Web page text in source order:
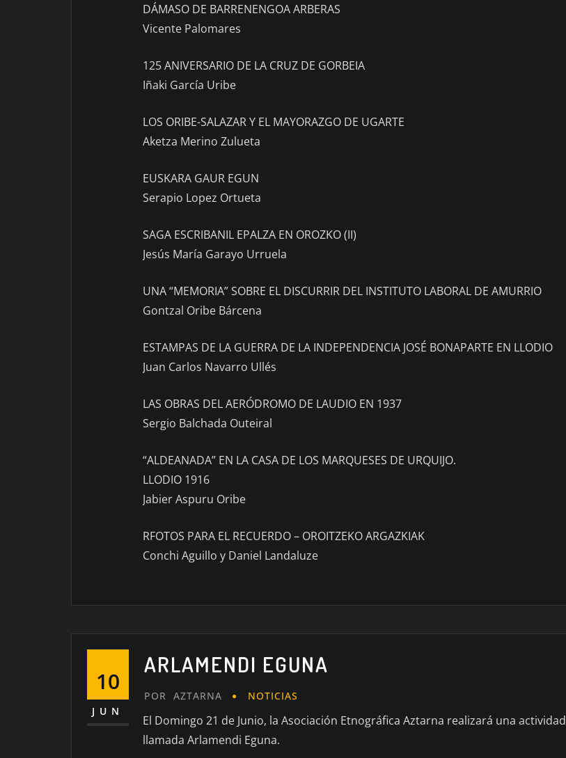
DÁMASO DE BARRENENGOA ARBERAS
Vicente Palomares
125 ANIVERSARIO DE LA CRUZ DE GORBEIA
Iñaki García Uribe
LOS ORIBE-SALAZAR Y EL MAYORAZGO DE UGARTE
Aketza Merino Zulueta
EUSKARA GAUR EGUN
Serapio Lopez Ortueta
SAGA ESCRIBANIL EPALZA EN OROZKO (II)
Jesús María Garayo Urruela
UNA “MEMORIA” SOBRE EL DISCURRIR DEL INSTITUTO LABORAL DE AMURRIO
Gontzal Oribe Bárcena
ESTAMPAS DE LA GUERRA DE LA INDEPENDENCIA JOSÉ BONAPARTE EN LLODIO
Juan Carlos Navarro Ullés
LAS OBRAS DEL AERÓDROMO DE LAUDIO EN 1937
Sergio Balchada Outeiral
“ALDEANADA” EN LA CASA DE LOS MARQUESES DE URQUIJO.
LLODIO 1916
Jabier Aspuru Oribe
RFOTOS PARA EL RECUERDO – OROITZEKO ARGAZKIAK
Conchi Aguillo y Daniel Landaluze
10
JUN
ARLAMENDI EGUNA
POR AZTARNA NOTICIAS
El Domingo 21 de Junio, la Asociación Etnográfica Aztarna realizará una actividad
llamada Arlamendi Eguna.